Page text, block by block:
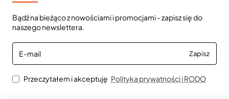
Bądź na bieżąco z nowościami i promocjami - zapisz się do
naszego newslettera.
E-
mail
Zapisz
Przeczytałem i akceptuję Polityka prywatności i RODO